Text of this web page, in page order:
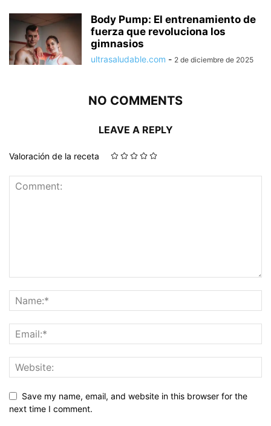
Body Pump: El entrenamiento de
fuerza que revoluciona los
gimnasios
ultrasaludable.com - 2 de diciembre de 2025
NO COMMENTS
LEAVE A REPLY
Valoración de la receta
Save my name, email, and website in this browser for the
next time I comment.